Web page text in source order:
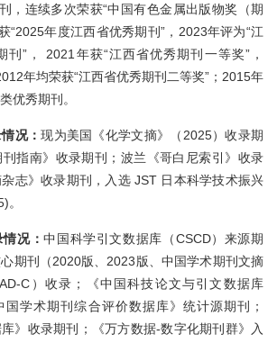
，连续多次荣获“中国有色金属出版物奖（期
“2025年度江西省优秀期刊”，2023年评为“江
刊”， 2021年获“江西省优秀期刊一等奖”，
年均荣获“江西省优秀期刊二等奖”；2015年
优秀期刊。
况：现为美国《化学文摘》（2025）收录期
指南》收录期刊；波兰《哥白尼索引》收录
志》收录期刊，入选 JST 日本科学技术振兴
。
情况：中国科学引文数据库（CSCD）来源期
期刊（2020版、2023版、中国学术期刊文摘
C）收录；《中国科技论文与引文数据库
国学术期刊综合评价数据库》统计源期刊；
库》收录期刊；《万方数据-数字化期刊群》入